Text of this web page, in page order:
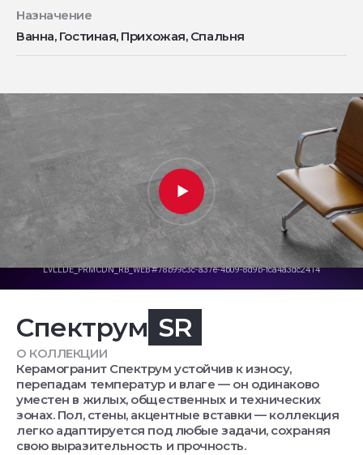
Назначение
Ванна, Гостиная, Прихожая, Спальня
Спектрум SR
О КОЛЛЕКЦИИ
Керамогранит Спектрум устойчив к износу,
перепадам температур и влаге — он одинаково
уместен в жилых, общественных и технических
зонах. Пол, стены, акцентные вставки — коллекция
легко адаптируется под любые задачи, сохраняя
свою выразительность и прочность.